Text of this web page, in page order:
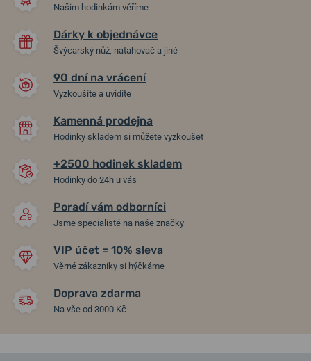
Našim hodinkám věříme
Dárky k objednávce
Švýcarský nůž, natahovač a jiné
90 dní na vrácení
Vyzkoušíte a uvidíte
Kamenná prodejna
Hodinky skladem si můžete vyzkoušet
+2500 hodinek skladem
Hodinky do 24h u vás
Poradí vám odborníci
Jsme specialisté na naše značky
VIP účet = 10% sleva
Věrné zákazníky si hýčkáme
Doprava zdarma
Na vše od 3000 Kč